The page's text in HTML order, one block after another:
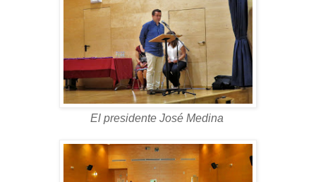
El presidente José Medina